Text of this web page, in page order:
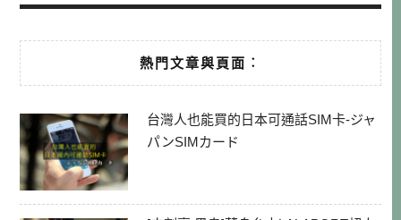
熱門文章與頁面︰
台灣人也能買的日本可通話SIM卡-ジャ
パンSIMカード